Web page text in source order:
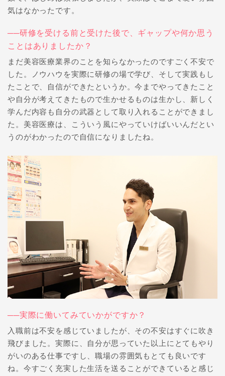
気はなかったです。
──研修を受ける前と受けた後で、ギャップや何か思う
ことはありましたか？
まだ美容医療業界のことを知らなかったのですごく不安で
した。ノウハウを実際に研修の場で学び、そして実践もし
たことで、自信ができたというか。今までやってきたこと
や自分が考えてきたもので生かせるものは生かし、新しく
学んだ内容も自分の武器として取り入れることができまし
た。美容医療は、こういう風にやっていけばいいんだとい
うのがわかったので自信になりましたね。
──実際に働いてみていかがですか？
入職前は不安を感じていましたが、その不安はすぐに吹き
飛びました。実際に、自分が思っていた以上にとてもやり
がいのある仕事ですし、職場の雰囲気もとても良いです
ね。今すごく充実した生活を送ることができていると感じ